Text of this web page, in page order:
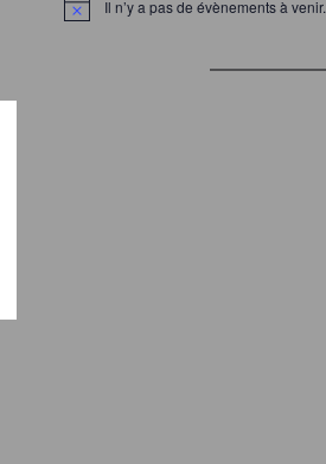
Il n’y a pas de évènements à venir.